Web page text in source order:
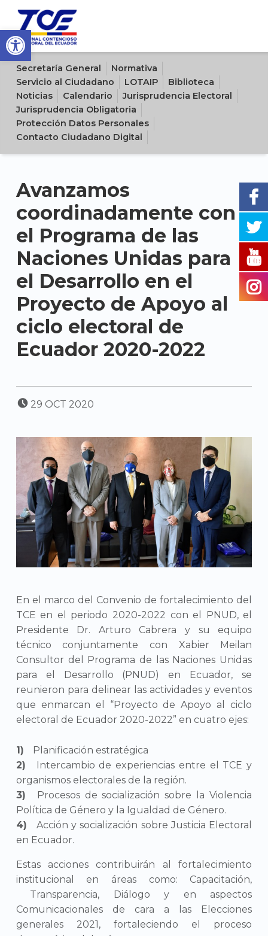
Open toolbar
Sitio oficial del Tribunal Contencioso Electoral del Ecuador
Secretaría General
Normativa
Servicio al Ciudadano
LOTAIP
Biblioteca
Noticias
Calendario
Jurisprudencia Electoral
Jurisprudencia Obligatoria
Protección Datos Personales
Contacto Ciudadano Digital
Avanzamos
coordinadamente con
el Programa de las
Naciones Unidas para
el Desarrollo en el
Proyecto de Apoyo al
ciclo electoral de
Ecuador 2020-2022
POSTED ON:
29 OCT 2020
En el marco del Convenio de fortalecimiento del
TCE en el periodo 2020-2022 con el PNUD, el
Presidente Dr. Arturo Cabrera y su equipo
técnico conjuntamente con Xabier Meilan
Consultor del Programa de las Naciones Unidas
para el Desarrollo (PNUD) en Ecuador, se
reunieron para delinear las actividades y eventos
que enmarcan el “Proyecto de Apoyo al ciclo
electoral de Ecuador 2020-2022” en cuatro ejes:
Planificación estratégica
Intercambio de experiencias entre el TCE y
organismos electorales de la región.
Procesos de socialización sobre la Violencia
Política de Género y la Igualdad de Género.
Acción y socialización sobre Justicia Electoral
en Ecuador.
Estas acciones contribuirán al fortalecimiento
institucional en áreas como: Capacitación,
Transparencia, Diálogo y en aspectos
Comunicacionales de cara a las Elecciones
generales 2021, fortaleciendo el proceso